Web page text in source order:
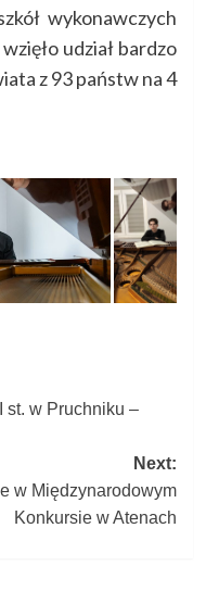
wykonawczych
udział bardzo
z 93 państw na 4
st. w Pruchniku –
Next:
w Międzynarodowym
Konkursie w Atenach